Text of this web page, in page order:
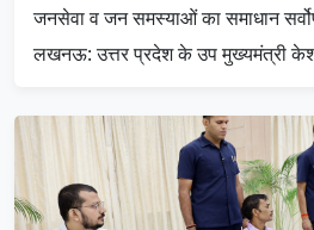
जनसेवा व जन समस्याओं का समाधान
लखनऊ: उत्तर प्रदेश के उप मुख्यमंत्री